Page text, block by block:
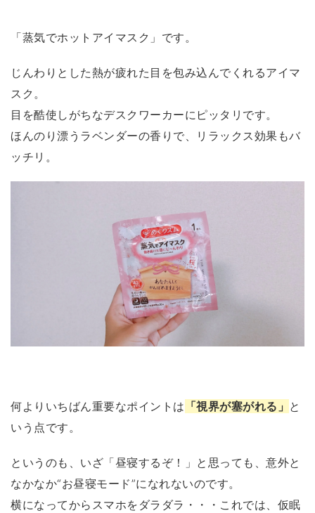
「蒸気でホットアイマスク」です。
じんわりとした熱が疲れた目を包み込んでくれるアイマ
スク。
目を酷使しがちなデスクワーカーにピッタリです。
ほんのり漂うラベンダーの香りで、リラックス効果もバ
ッチリ。
何よりいちばん重要なポイントは 「視界が塞がれる」 と
いう点です。
というのも、いざ「昼寝するぞ！」と思っても、意外と
なかなか“お昼寝モード”になれないのです。
横になってからスマホをダラダラ・・・これでは、仮眠